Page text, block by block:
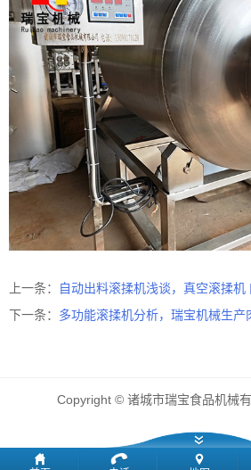
上一条：
自动出料滚揉机浅谈，真空滚揉
下一条： 多功能滚揉机分析，瑞宝机械生
Copyright © 诸城市瑞宝食品机械